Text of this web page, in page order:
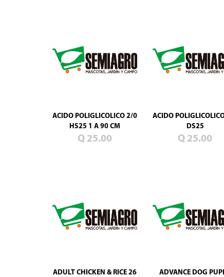
nuevos
ACIDO POLIGLICOLICO 2/0
HS25 1 A 90 CM
Q 25.00
ACIDO
DS25
Q 25.00
ADULT CHICKEN & RICE 26
ADVANCE DOG